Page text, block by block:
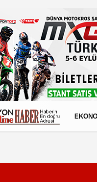
Çerez Politikası